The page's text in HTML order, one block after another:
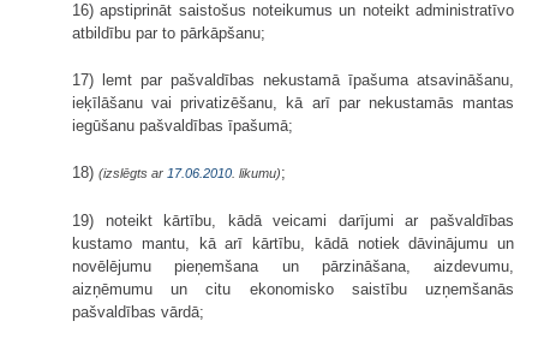
16) apstiprināt saistošus noteikumus un noteikt administratīvo
atbildību par to pārkāpšanu;
17) lemt par pašvaldības nekustamā īpašuma atsavināšanu,
ieķīlāšanu vai privatizēšanu, kā arī par nekustamās mantas
iegūšanu pašvaldības īpašumā;
18) (izslēgts ar 17.06.2010 . likumu);
19) noteikt kārtību, kādā veicami darījumi ar pašvaldības
kustamo mantu, kā arī kārtību, kādā notiek dāvinājumu un
novēlējumu pieņemšana un pārzināšana, aizdevumu,
aizņēmumu un citu ekonomisko saistību uzņemšanās
pašvaldības vārdā;